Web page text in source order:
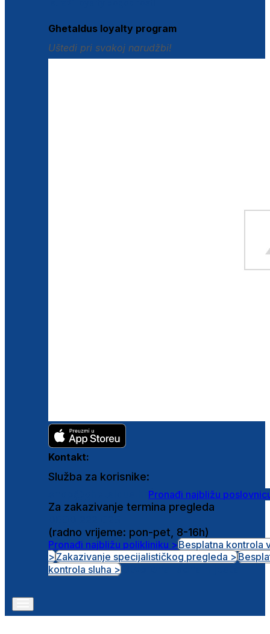
Ghetaldus loyalty program
Uštedi pri svakoj narudžbi!
Kontakt:
Služba za korisnike:
Pronađi najbližu
Za zakazivanje termina pregleda
(radno vrijeme: pon-pet, 8-16h)
Pronađi najbližu polikliniku >Besplatna kontrola
>Zakazivanje specijalističkog pregleda >
kontrola sluha >